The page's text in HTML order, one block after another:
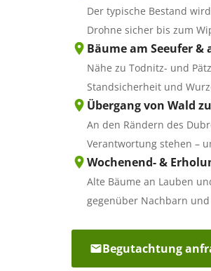
Der typische Bestand
Drohne sicher bis zum
Bäume am Seeufer &
Nähe zu Todnitz- und
Standsicherheit und
Übergang von Wald
An den Rändern des
Verantwortung stehen –
Wochenend- &
Alte Bäume an Lauben
gegenüber Nachbarn
Begutachtung